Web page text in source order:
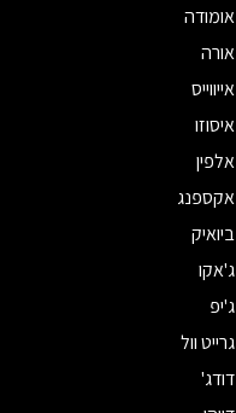
אומודה
אורה
אייווייס
איסוזו
אלפין
אקספנג
ביואיק
ג'אקו
ג'יפ
גרייט וול
דודג'